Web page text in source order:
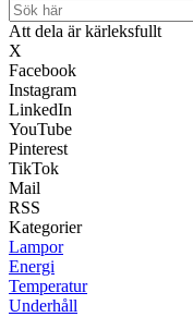
Att dela är kärleksfullt
X
Facebook
Instagram
LinkedIn
YouTube
Pinterest
TikTok
Mail
RSS
Kategorier
Lampor
Energi
Temperatur
Underhåll